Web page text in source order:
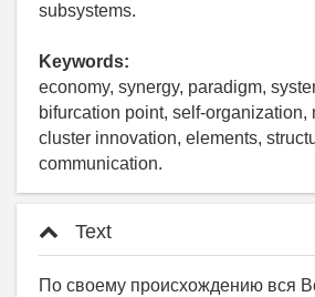
subsystems.
Keywords:
economy, synergy, paradigm,
bifurcation point, self-organization,
cluster innovation, elements,
communication.
Text
По своему происхождению вся